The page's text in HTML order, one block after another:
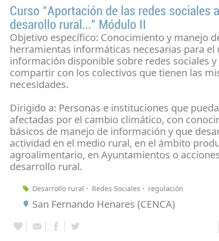
Curso "Aportación de las redes sociales
desarollo rural..." Módulo II
Objetivo específico: Conocimiento y manejo
herramientas informáticas necesarias para el
información disponible sobre redes sociales y
compartir con los colectivos que tienen las
necesidades.
Dirigido a: Personas e instituciones que
afectadas por el cambio climático, con
básicos de manejo de información y que
actividad en el medio rural, en el ámbito
agroalimentario, en Ayuntamientos o
desarrollo rural.
Desarrollo rural Redes Sociales regulación
San Fernando Henares (CENCA)